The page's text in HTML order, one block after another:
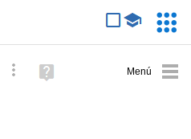
Búsqueda avanzada
Ayuda
(en